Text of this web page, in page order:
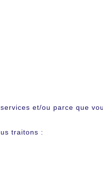
et/ou parce que
traitons :